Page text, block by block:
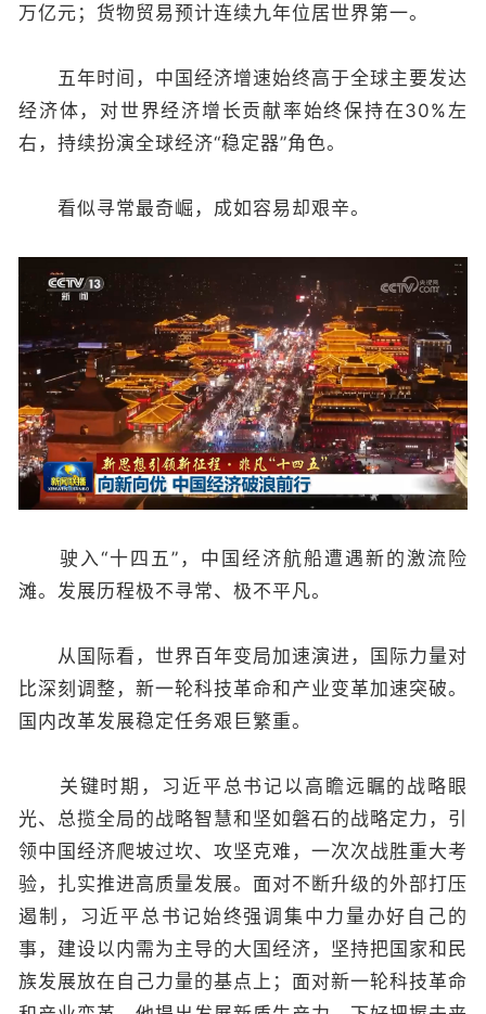
万亿元；货物贸易预计连续九年位居世界第一。
五年时间，中国经济增速始终高于全球主要发达
经济体，对世界经济增长贡献率始终保持在30%左
右，持续扮演全球经济“稳定器”角色。
看似寻常最奇崛，成如容易却艰辛。
驶入“十四五”，中国经济航船遭遇新的激流险
滩。发展历程极不寻常、极不平凡。
从国际看，世界百年变局加速演进，国际力量对
比深刻调整，新一轮科技革命和产业变革加速突破。
国内改革发展稳定任务艰巨繁重。
关键时期，习近平总书记以高瞻远瞩的战略眼
光、总揽全局的战略智慧和坚如磐石的战略定力，引
领中国经济爬坡过坎、攻坚克难，一次次战胜重大考
验，扎实推进高质量发展。面对不断升级的外部打压
遏制，习近平总书记始终强调集中力量办好自己的
事，建设以内需为主导的大国经济，坚持把国家和民
族发展放在自己力量的基点上；面对新一轮科技革命